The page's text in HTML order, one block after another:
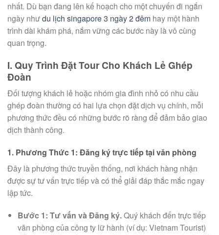
nhất. Dù bạn đang lên kế hoạch cho một chuyến đi ngắn
ngày nhưdu lịch singapore 3 ngày 2 đêm hay một hành
trình dài khám phá, nắm vững các bước này là vô cùng
quan trọng.
I. Quy Trình Đặt Tour Cho Khách Lẻ Ghép
Đoàn
Đối tượng khách lẻ hoặc nhóm gia đình nhỏ có nhu cầu
ghép đoàn thường có hai lựa chọn đặt dịch vụ chính, mỗi
phương thức đều có những bước rõ ràng để đảm bảo giao
dịch thành công.
1. Phương Thức 1: Đăng ký trực tiếp tại văn phòng
Đây là phương thức truyền thống, nơi khách hàng nhận
được sự tư vấn trực tiếp và có thể giải đáp thắc mắc ngay
lập tức.
Bước 1: Tư vấn và Đăng ký.Quý khách đến trực tiếp
văn phòng của công ty lữ hành (ví dụ: Vietnam Tourist)